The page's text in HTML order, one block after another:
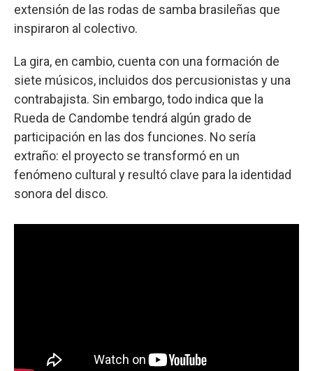
extensión de las rodas de samba brasileñas que
inspiraron al colectivo.
La gira, en cambio, cuenta con una formación de
siete músicos, incluidos dos percusionistas y una
contrabajista. Sin embargo, todo indica que la
Rueda de Candombe tendrá algún grado de
participación en las dos funciones. No sería
extraño: el proyecto se transformó en un
fenómeno cultural y resultó clave para la identidad
sonora del disco.